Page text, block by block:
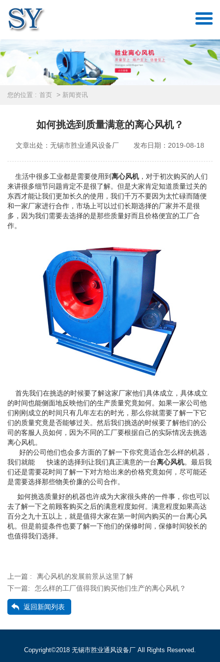
您的位置 : 首页 > 新闻资讯
如何挑选到质量满意的离心风机？
文章出处：无锡市胜业通风设备厂 发布日期：2019-08-18
生活中很多工业都是需要使用到离心风机，对于初次购买的人们
来讲很多细节问题肯定不是很了解。但是大家肯定知道质量过关的
东西才能让我们更加长久的使用，我们千万不要因为太忙碌而随便
和一家厂家进行合作，市场上可以过们长期选择的厂家并不是很
多，因为我们需要去选择的是那些质量好而且价格便宜的工厂合
作。
首先我们在挑选的时候要了解这家厂家他们具体成立，具体成立
的时间也能侧面地反映他们的生产质量究竟如何。如果一家公司他
们刚刚成立的时间只有几年左右的时光，那么你就需要了解一下它
们的质量究竟是否能够过关。然后我们挑选的时候要了解他们的公
司的客服人员如何，因为不同的工厂要根据自己的实际情况去挑选
离心风机。
好的公司他们也会多方面的了解一下你究竟适合怎么样的机器，
我们就能 快速的选择到让我们真正满意的一台离心风机。最后我
们还是需要花时间了解一下对方给出来的价格究竟如何，尽可能还
是需要选择那些物美价廉的公司合作。
如何挑选质量好的机器也许成为大家很头疼的一件事，你也可以
去了解一下之前顾客购买之后的满意程度如何。满意程度如果高达
百分之九十五以上，就是值得大家在第一时间内购买的一台离心风
机。但是前提条件也要了解一下他们的保修时间，保修时间较长的
也值得我们选择。
上一篇 :
离心风机的发展前景从这里了解
下一篇:
怎么样的工厂值得我们购买他们生产的离心风机？
返回新闻列表
Copyright©2018 无锡市胜业通风设备厂 All Rights Reserved.